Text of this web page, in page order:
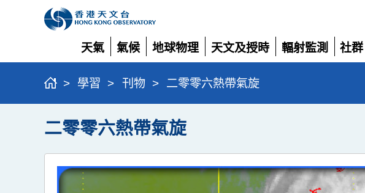
天氣
展
開
氣候
展
開
地球物理
展
開
天文及授時
展
開
輻射監測
展
社群
展
> 學習 > 刊物 > 二零零六熱帶氣旋
二零零六熱帶氣旋